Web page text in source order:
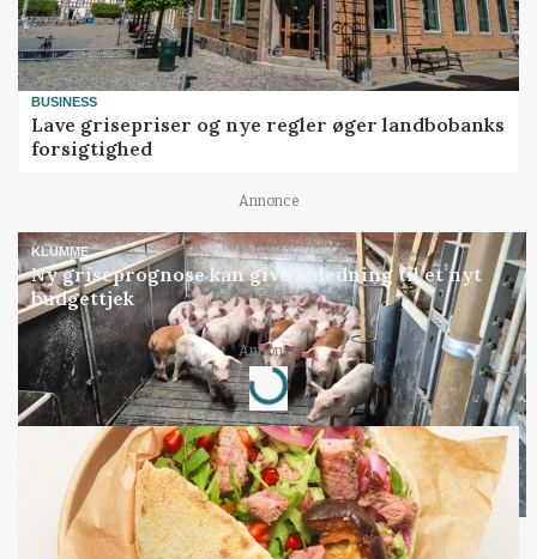
BUSINESS
Lave grisepriser og nye regler øger landbobanks
forsigtighed
Annonce
KLUMME
Ny griseprognose kan give anledning til et nyt
budgettjek
Annonce
Loading...